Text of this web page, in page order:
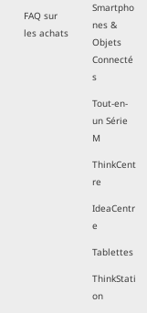
FAQ sur
les achats
Smartpho
nes &
Objets
Connecté
s
Tout-en-
un Série
M
ThinkCent
re
IdeaCentr
e
Tablettes
ThinkStati
on